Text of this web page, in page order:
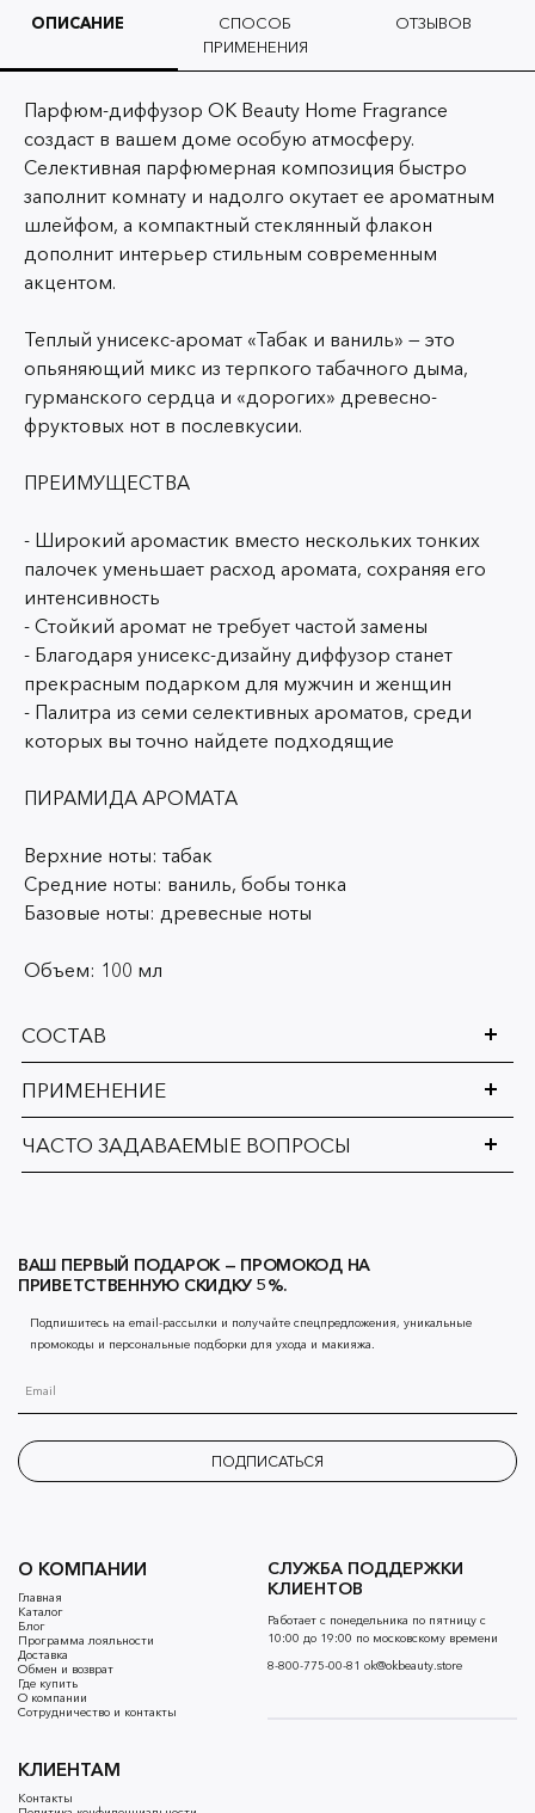
ОПИСАНИЕ
СПОСОБ
ПРИМЕНЕНИЯ
ОТЗЫВОВ
Парфюм-диффузор OK Beauty Home Fragrance
создаст в вашем доме особую атмосферу.
Селективная парфюмерная композиция быстро
заполнит комнату и надолго окутает ее ароматным
шлейфом, а компактный стеклянный флакон
дополнит интерьер стильным современным
акцентом.
Теплый унисекс-аромат «Табак и ваниль» — это
опьяняющий микс из терпкого табачного дыма,
гурманского сердца и «дорогих» древесно-
фруктовых нот в послевкусии.
ПРЕИМУЩЕСТВА
- Широкий аромастик вместо нескольких тонких
палочек уменьшает расход аромата, сохраняя его
интенсивность
- Стойкий аромат не требует частой замены
- Благодаря унисекс-дизайну диффузор станет
прекрасным подарком для мужчин и женщин
- Палитра из семи селективных ароматов, среди
которых вы точно найдете подходящие
ПИРАМИДА АРОМАТА
Верхние ноты: табак
Средние ноты: ваниль, бобы тонка
Базовые ноты: древесные ноты
Объем: 100 мл
СОСТАВ
ПРИМЕНЕНИЕ
ЧАСТО ЗАДАВАЕМЫЕ ВОПРОСЫ
О КОМПАНИИ
Главная
Каталог
Блог
Программа лояльности
Доставка
Обмен и возврат
Где купить
О компании
Сотрудничество и контакты
КЛИЕНТАМ
Контакты
СЛУЖБА ПОДДЕРЖКИ
КЛИЕНТОВ
Работает с понедельника по пятницу с
10:00 до 19:00 по московскому времени
8-800-775-00-81 ok@okbeauty.store
ВАШ ПЕРВЫЙ ПОДАРОК — ПРОМОКОД НА
ПРИВЕТСТВЕННУЮ СКИДКУ 5%.
Подпишитесь на email-рассылки и получайте спецпредложения, уникальные
промокоды и персональные подборки для ухода и макияжа.
ПОДПИСАТЬСЯ